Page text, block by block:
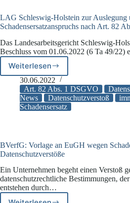
LAG Schleswig-Holstein zur Auslegung
Schadensersatzanspruchs nach Art. 82
Das Landesarbeitsgericht Schleswig-
Beschluss vom 01.06.2022 (6 Ta 49/22)
Weiterlesen
LAG
Schleswig-
Holstein
zur
Auslegung
Schadensersatzanspruchs
nach
82
Abs.
1
DSGVO
30.06.2022
Art. 82 Abs. 1 DSGVO
News
Datenschutzverstoß
Schadensersatz
BVerfG: Vorlage an EuGH wegen
Datenschutzverstöße
Ein Unternehmen begeht einen Verstoß
datenschutzrechtliche Bestimmungen,
entstehen durch…